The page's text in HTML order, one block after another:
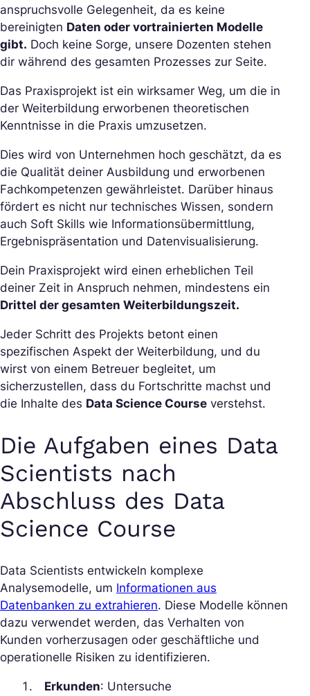
anspruchsvolle Gelegenheit, da es keine
bereinigten Daten oder vortrainierten Modelle
gibt. Doch keine Sorge, unsere Dozenten stehen
dir während des gesamten Prozesses zur Seite.
Das Praxisprojekt ist ein wirksamer Weg, um die in
der Weiterbildung erworbenen theoretischen
Kenntnisse in die Praxis umzusetzen.
Dies wird von Unternehmen hoch geschätzt, da es
die Qualität deiner Ausbildung und erworbenen
Fachkompetenzen gewährleistet. Darüber hinaus
fördert es nicht nur technisches Wissen, sondern
auch Soft Skills wie Informationsübermittlung,
Ergebnispräsentation und Datenvisualisierung.
Dein Praxisprojekt wird einen erheblichen Teil
deiner Zeit in Anspruch nehmen, mindestens ein
Drittel der gesamten Weiterbildungszeit.
Jeder Schritt des Projekts betont einen
spezifischen Aspekt der Weiterbildung, und du
wirst von einem Betreuer begleitet, um
sicherzustellen, dass du Fortschritte machst und
die Inhalte des Data Science Course verstehst.
Die Aufgaben eines Data
Scientists nach
Abschluss des Data
Science Course
Data Scientists entwickeln komplexe
Analysemodelle, um Informationen aus
Datenbanken zu extrahieren. Diese Modelle können
dazu verwendet werden, das Verhalten von
Kunden vorherzusagen oder geschäftliche und
operationelle Risiken zu identifizieren.
Erkunden: Untersuche